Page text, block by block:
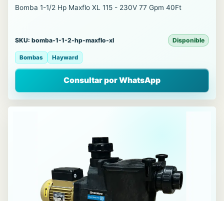
Bomba 1-1/2 Hp Maxflo XL 115 - 230V 77 Gpm 40Ft
SKU: bomba-1-1-2-hp-maxflo-xl Disponible
Bombas Hayward
Consultar por WhatsApp